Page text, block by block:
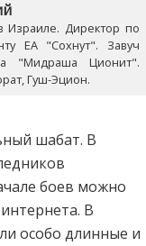
Израиле. Директор по
ЕА "Сохнут". Завуч
"Мидраша Ционит".
Гуш-Эцион.
шабат. В
боев можно
В
особо длинные и